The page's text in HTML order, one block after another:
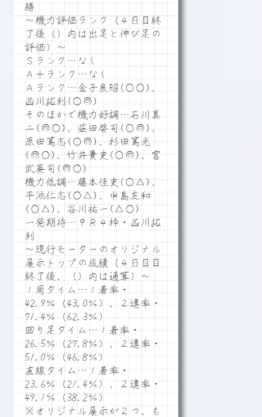
勝
～機力評価ランク（４日目終
了後（）内は出足と伸び足の
評価）～
Ｓランク…なし
Ａ＋ランク…なし
Ａランク…金子良昭(○○)、
西川拓利(○◎)
そのほかで機力好調…石川真
二(◎○)、益田啓司(○◎)、
原田篤志(○◎)、杉田篤光
(◎○)、竹井貴史(○◎)、宮
武英司(◎○)
機力低調…藤本佳史(○△)、
平池仁志(○△)、中島友和
(○△)、谷川祐一(△○)
一発期待…９Ｒ４枠・西川拓
利
～現行モーターのオリジナル
展示トップの成績（４日目目
終了後、（）内は通算）～
１周タイム…１着率・
42.9％（43.0％）、２連率・
71.4％（62.3％）
回り足タイム…１着率・
26.5％（27.8％）、２連率・
51.0％（46.8％）
直線タイム…１着率・
23.6％（21.4％）、２連率・
49.1％（38.2％）
※オリジナル展示が２つ、も